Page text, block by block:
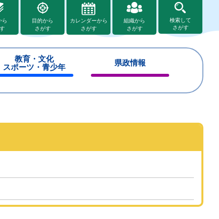
ら
目的から
さがす
カレンダーから
さがす
組織から
さがす
検索して
さがす
教育・文化
スポーツ・青少年
県政情報
じ